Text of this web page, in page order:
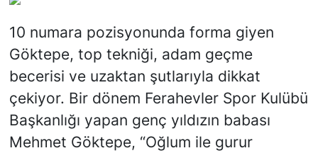
10 numara pozisyonunda forma giyen
Göktepe, top tekniği, adam geçme
becerisi ve uzaktan şutlarıyla dikkat
çekiyor. Bir dönem Ferahevler Spor Kulübü
Başkanlığı yapan genç yıldızın babası
Mehmet Göktepe, “Oğlum ile gurur
YAŞAM